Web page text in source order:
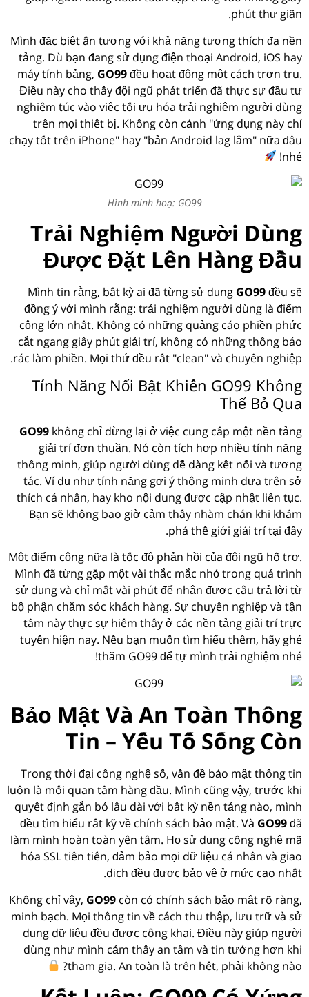
phút thư giãn.
Mình đặc biệt ấn tượng với khả năng tương thích đa nền
tảng. Dù bạn đang sử dụng điện thoại Android, iOS hay
máy tính bảng, GO99đều hoạt động một cách trơn tru.
Điều này cho thấy đội ngũ phát triển đã thực sự đầu tư
nghiêm túc vào việc tối ưu hóa trải nghiệm người dùng
trên mọi thiết bị. Không còn cảnh "ứng dụng này chỉ
chạy tốt trên iPhone" hay "bản Android lag lắm" nữa đâu
nhé!
Hình minh hoạ: GO99
Trải Nghiệm Người Dùng
Được Đặt Lên Hàng Đầu
Mình tin rằng, bất kỳ ai đã từng sử dụng GO99đều sẽ
đồng ý với mình rằng: trải nghiệm người dùng là điểm
cộng lớn nhất. Không có những quảng cáo phiền phức
cắt ngang giây phút giải trí, không có những thông báo
rác làm phiền. Mọi thứ đều rất "clean" và chuyên nghiệp.
Tính Năng Nổi Bật Khiến GO99 Không
Thể Bỏ Qua
GO99 không chỉ dừng lại ở việc cung cấp một nền tảng
giải trí đơn thuần. Nó còn tích hợp nhiều tính năng
thông minh, giúp người dùng dễ dàng kết nối và tương
tác. Ví dụ như tính năng gợi ý thông minh dựa trên sở
thích cá nhân, hay kho nội dung được cập nhật liên tục.
Bạn sẽ không bao giờ cảm thấy nhàm chán khi khám
phá thế giới giải trí tại đây.
Một điểm cộng nữa là tốc độ phản hồi của đội ngũ hỗ trợ.
Mình đã từng gặp một vài thắc mắc nhỏ trong quá trình
sử dụng và chỉ mất vài phút để nhận được câu trả lời từ
bộ phận chăm sóc khách hàng. Sự chuyên nghiệp và tận
tâm này thực sự hiếm thấy ở các nền tảng giải trí trực
tuyến hiện nay. Nếu bạn muốn tìm hiểu thêm, hãy ghé
thăm GO99 để tự mình trải nghiệm nhé!
Bảo Mật Và An Toàn Thông
Tin – Yếu Tố Sống Còn
Trong thời đại công nghệ số, vấn đề bảo mật thông tin
luôn là mối quan tâm hàng đầu. Mình cũng vậy, trước khi
quyết định gắn bó lâu dài với bất kỳ nền tảng nào, mình
đều tìm hiểu rất kỹ về chính sách bảo mật. Và GO99đã
làm mình hoàn toàn yên tâm. Họ sử dụng công nghệ mã
hóa SSL tiên tiến, đảm bảo mọi dữ liệu cá nhân và giao
dịch đều được bảo vệ ở mức cao nhất.
Không chỉ vậy, GO99 còn có chính sách bảo mật rõ ràng,
minh bạch. Mọi thông tin về cách thu thập, lưu trữ và sử
dụng dữ liệu đều được công khai. Điều này giúp người
dùng như mình cảm thấy an tâm và tin tưởng hơn khi
tham gia. An toàn là trên hết, phải không nào?